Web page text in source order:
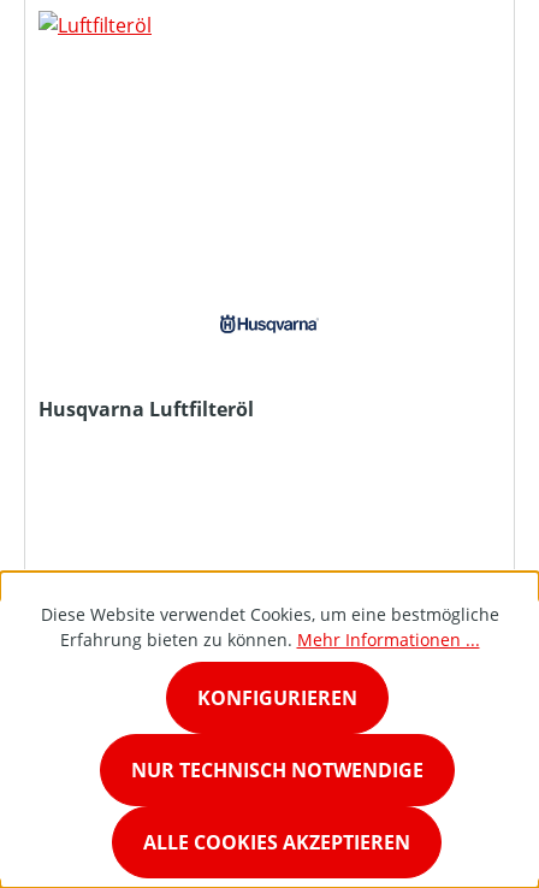
Husqvarna Luftfilteröl
DETAILS
Diese Website verwendet Cookies, um eine bestmögliche
Erfahrung bieten zu können. Mehr Informationen ...
NUR TECHNISCH NOTWENDIGE
KONFIGURIEREN
ALLE COOKIES AKZEPTIEREN